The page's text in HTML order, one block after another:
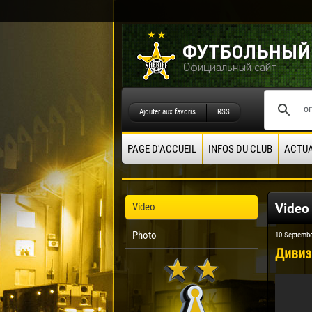
Ajouter aux favoris RSS
PAGE D'ACCUEIL INFOS DU CLUB
Video
Photo
Video
10